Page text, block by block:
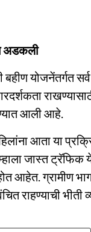
अडकली
योजनेंतर्गत
आली आहे.
आता या
जास्त
आहेत. ग्रामीण
राहण्याची